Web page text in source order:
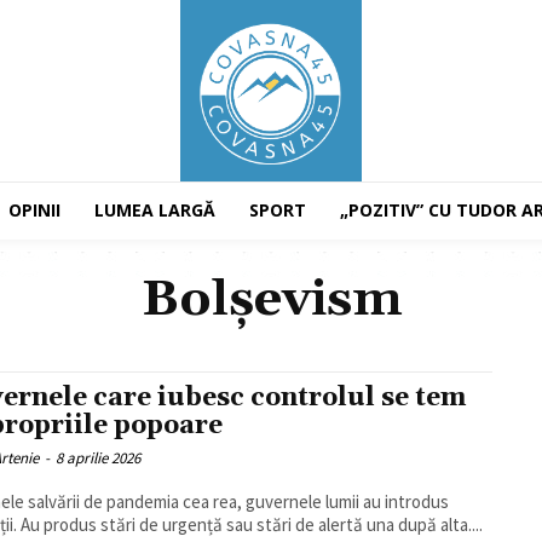
OPINII LUMEA LARGĂ SPORT „POZITIV” CU TUDOR
Bolșevism
care iubesc controlul se tem
popoare
- 8 aprilie 2026
salvării de pandemia cea rea, guvernele lumii au introdus
Au produs stări de urgență sau stări de alertă una după alta....